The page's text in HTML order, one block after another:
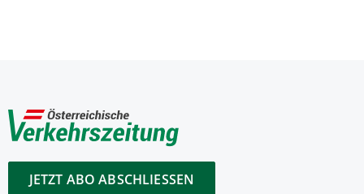
JETZT ABO ABSCHLIESSEN